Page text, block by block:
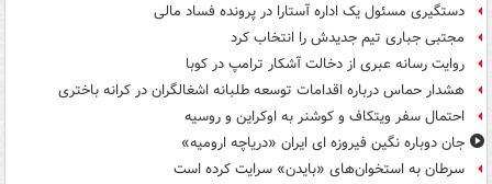
دستگیری مسئول یک اداره آستارا در پرونده فساد مالی
مجتبی جباری تیم جدیدش را انتخاب کرد
روایت رسانه عبری از دخالت آشکار ترامپ در کوبا
هشدار حماس درباره اقدامات توسعه طلبانه اشغالگران در کرانه باختری
احتمال سفر ویتکاف و کوشنر به اوکراین و روسیه
جان دوباره نگین فیروزه ای ایران «دریاچه ارومیه»
سرطان به استخوان‌های «بایدن» سرایت کرده است